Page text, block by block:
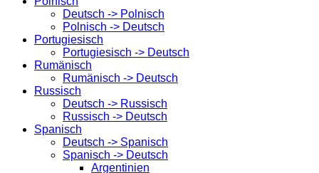
Deutsch -> Polnisch
Polnisch -> Deutsch
Portugiesisch
Portugiesisch -> Deutsch
Rumänisch
Rumänisch -> Deutsch
Russisch
Deutsch -> Russisch
Russisch -> Deutsch
Spanisch
Deutsch -> Spanisch
Spanisch -> Deutsch
Argentinien